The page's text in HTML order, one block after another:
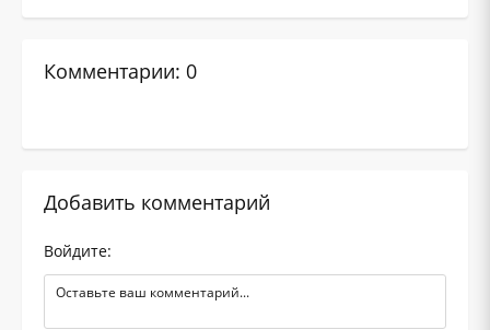
Комментарии: 0
Добавить комментарий
Войдите: